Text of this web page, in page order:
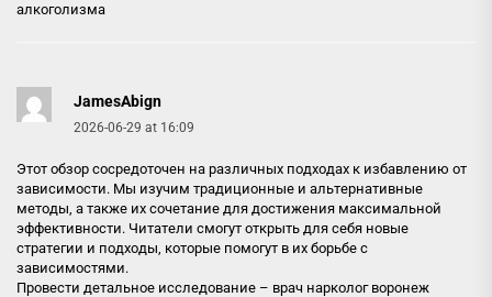
алкоголизма
JamesAbign
2026-06-29 at 16:09
Этот обзор сосредоточен на различных подходах к избавлению от
зависимости. Мы изучим традиционные и альтернативные
методы, а также их сочетание для достижения максимальной
эффективности. Читатели смогут открыть для себя новые
стратегии и подходы, которые помогут в их борьбе с
зависимостями.
Провести детальное исследование – врач нарколог воронеж